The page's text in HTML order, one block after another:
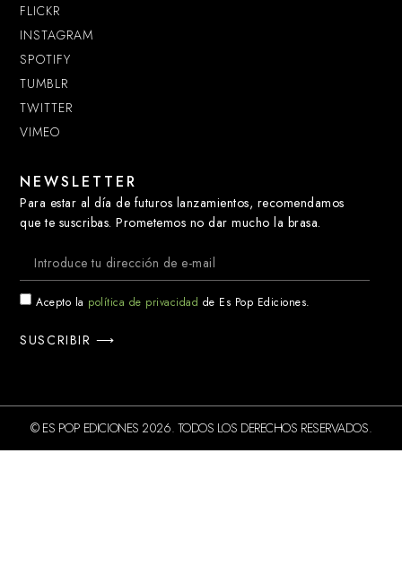
FLICKR
INSTAGRAM
SPOTIFY
TUMBLR
TWITTER
VIMEO
NEWSLETTER
Para estar al día de futuros lanzamientos, recomendamos
que te suscribas. Prometemos no dar mucho la brasa.
Acepto la política de privacidad de Es Pop Ediciones.
SUSCRIBIR ⟶
© ES POP EDICIONES 2026. TODOS LOS DERECHOS RESERVADOS.